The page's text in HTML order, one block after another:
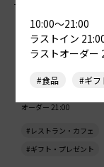
128
スター
オーダー 21:00
#レストラン・カフェ
#ギフト・プレゼント
10:00～21:00
ラストイン
ラストオーダー
#食品 #ギフ